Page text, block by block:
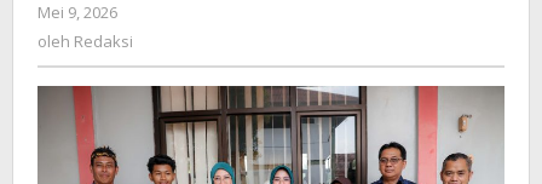
Orang
Tua
dalam
Mendidik
Anak
Mei 9, 2026
Redaksi
oleh Redaksi